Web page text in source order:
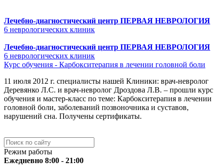
Лечебно-диагностический центр ПЕРВАЯ НЕВРОЛОГИЯ
6 неврологических клиник
Лечебно-диагностический центр ПЕРВАЯ НЕВРОЛОГИЯ
6 неврологических клиник
Курс обучения - Карбокситерапия в лечении головной боли
11 июля 2012 г. специалисты нашей Клиники: врач-невролог
Деревянко Л.С. и врач-невролог Дроздова Л.В. – прошли курс
обучения и мастер-класс по теме: Карбокситерапия в лечении
головной боли, заболеваний позвоночника и суставов,
нарушений сна. Получены сертификаты.
Режим работы
Ежедневно 8:00 - 21:00